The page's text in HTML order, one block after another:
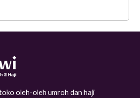
oleh-oleh umroh dan haji